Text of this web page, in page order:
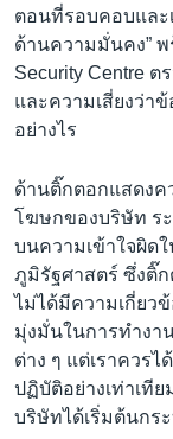
ตอนที่รอบคอบและ
ด้านความมั่นคง”
Security Centre
และความเสี่ยงว่า
อย่างไร
ด้านติ๊กตอกแสดงค
โฆษกของบริษัท ระ
บนความเข้าใจผิด
ภูมิรัฐศาสตร์ ซึ่งติ๊
ไม่ได้มีความเกี่ยวข้
มุ่งมั่นในการทำงา
ต่าง ๆ แต่เราควร
ปฏิบัติอย่างเท่าเที
บริษัทได้เริ่มต้นกร